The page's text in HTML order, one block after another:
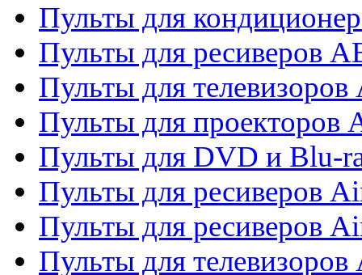
Пульты для
Пульты для ресиверов
Пульты для телевизоров
Пульты для проекторов
Пульты для DVD и Blu-
Пульты для ресиверов
Пульты для ресиверов
Пульты для телевизоров